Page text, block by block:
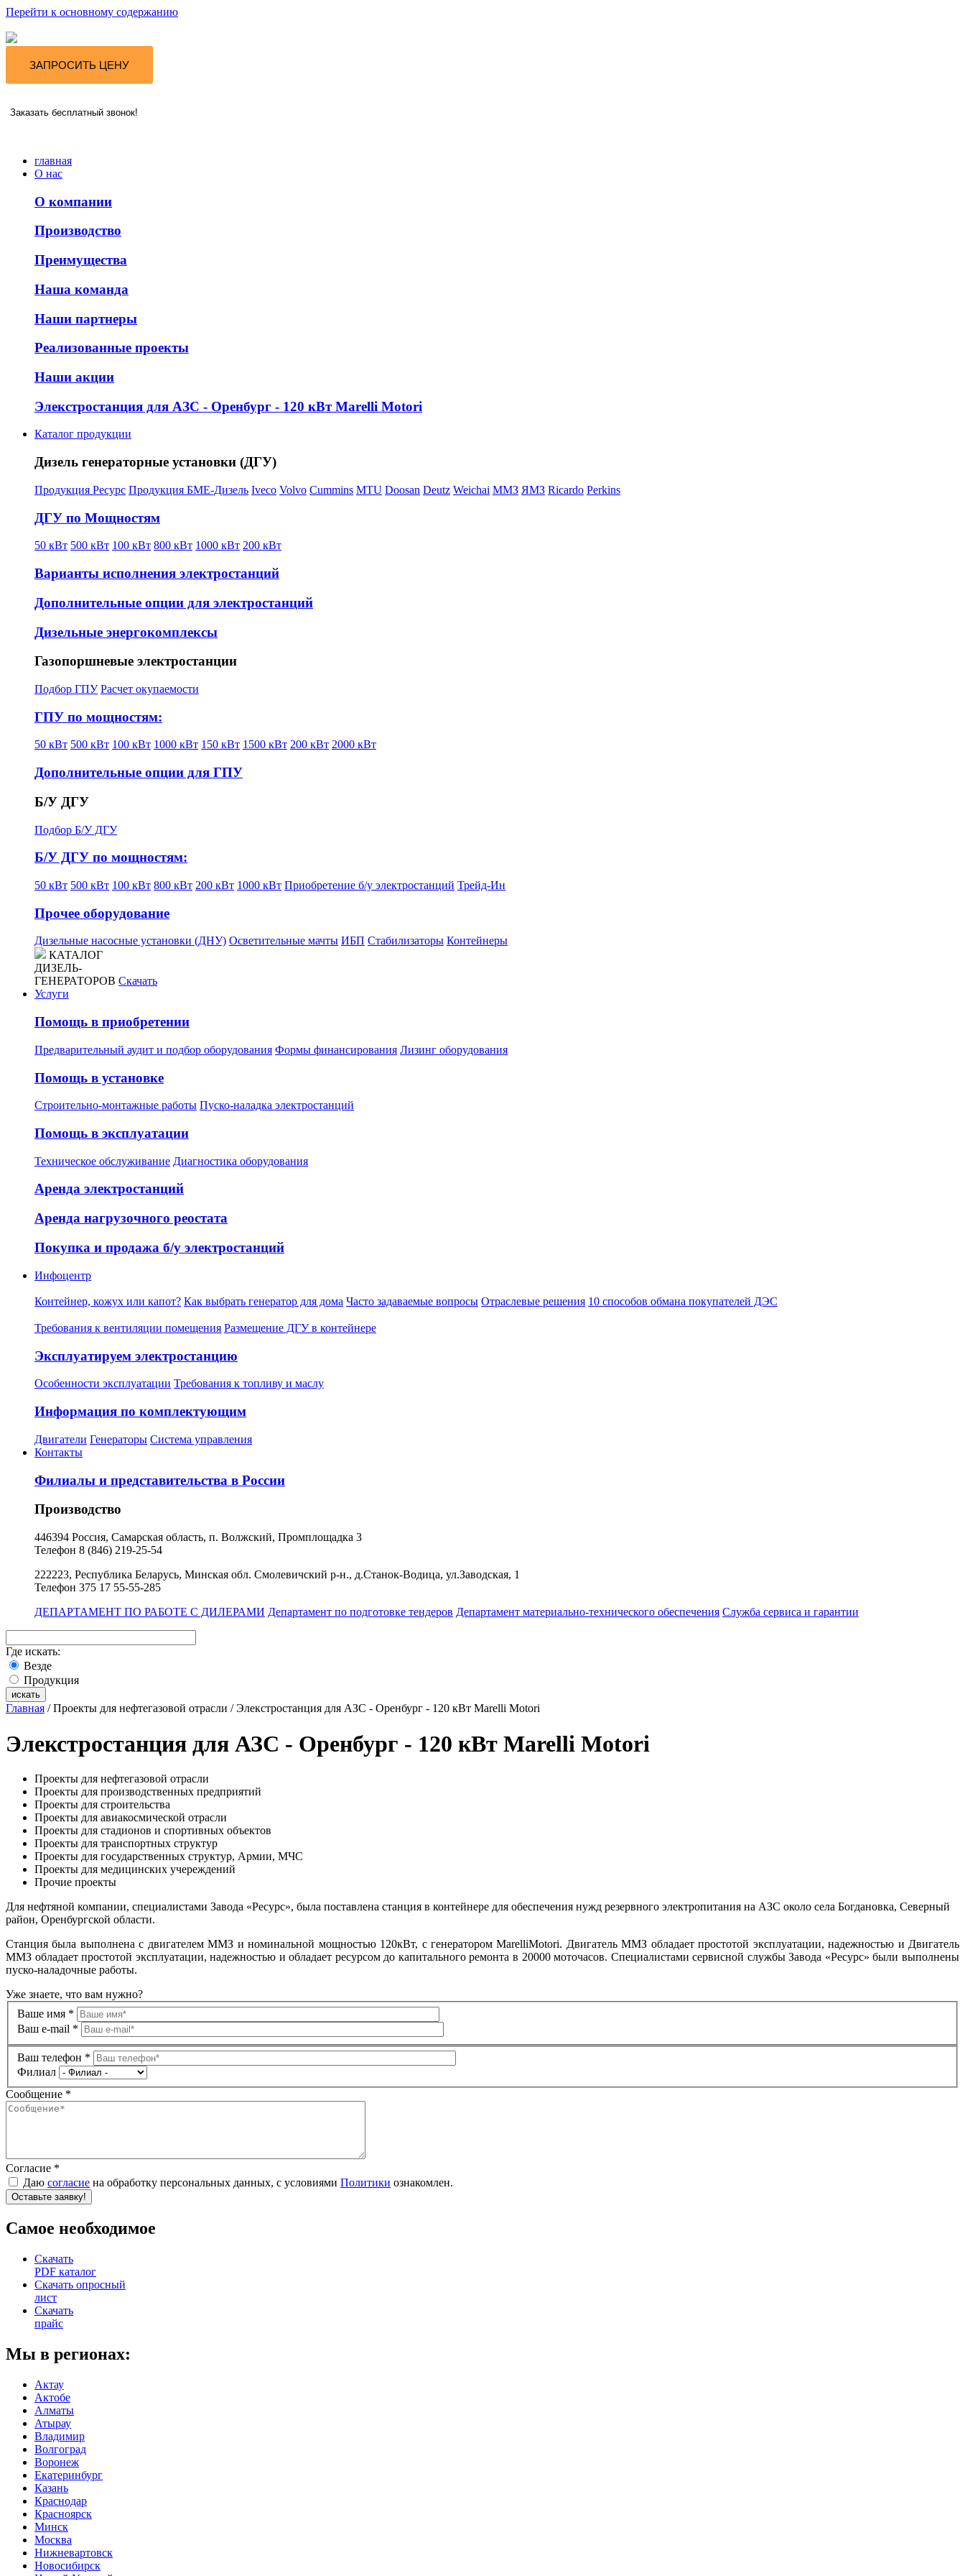
Перейти к основному содержанию
ЗАПРОСИТЬ ЦЕНУ
Заказать бесплатный звонок!
главная
О нас
О компании
Производство
Преимущества
Наша команда
Наши партнеры
Реализованные проекты
Наши акции
Элекстростанция для АЗС - Оренбург - 120 кВт Marelli Motori
Каталог продукции
Дизель генераторные установки (ДГУ)
Продукция Ресурс Продукция БМЕ-Дизель Iveco Volvo Cummins MTU Doosan Deutz Weichai ММЗ ЯМЗ Ricardo Perkins
ДГУ по Мощностям
50 кВт 500 кВт 100 кВт 800 кВт 1000 кВт 200 кВт
Варианты исполнения электростанций
Дополнительные опции для электростанций
Дизельные энергокомплексы
Газопоршневые электростанции
Подбор ГПУ Расчет окупаемости
ГПУ по мощностям:
50 кВт 500 кВт 100 кВт 1000 кВт 150 кВт 1500 кВт 200 кВт 2000 кВт
Дополнительные опции для ГПУ
Б/У ДГУ
Подбор Б/У ДГУ
Б/У ДГУ по мощностям:
50 кВт 500 кВт 100 кВт 800 кВт 200 кВт 1000 кВт Приобретение б/у электростанций Трейд-Ин
Прочее оборудование
Дизельные насосные установки (ДНУ) Осветительные мачты ИБП Стабилизаторы Контейнеры
КАТАЛОГ
ДИЗЕЛЬ-
ГЕНЕРАТОРОВ Скачать
Услуги
Помощь в приобретении
Предварительный аудит и подбор оборудования Формы финансирования Лизинг оборудования
Помощь в установке
Строительно-монтажные работы Пуско-наладка электростанций
Помощь в эксплуатации
Техническое обслуживание Диагностика оборудования
Аренда электростанций
Аренда нагрузочного реостата
Покупка и продажа б/у электростанций
Инфоцентр
Контейнер, кожух или капот? Как выбрать генератор для дома Часто задаваемые вопросы Отраслевые решения 10 способов обмана покупателей ДЭС
Требования к вентиляции помещения Размещение ДГУ в контейнере
Эксплуатируем электростанцию
Особенности эксплуатации Требования к топливу и маслу
Информация по комплектующим
Двигатели Генераторы Система управления
Контакты
Филиалы и представительства в России
Производство
446394 Россия, Самарская область, п. Волжский, Промплощадка 3
Телефон 8 (846) 219-25-54
222223, Республика Беларусь, Минская обл. Смолевичский р-н., д.Станок-Водица, ул.Заводская, 1
Телефон 375 17 55-55-285
ДЕПАРТАМЕНТ ПО РАБОТЕ С ДИЛЕРАМИ Департамент по подготовке тендеров Департамент материально-технического обеспечения Служба сервиса и гарантии
Где искать:
Везде
Продукция
Главная /Проекты для нефтегазовой отрасли / Элекстростанция для АЗС - Оренбург - 120 кВт Marelli Motori
Элекстростанция для АЗС - Оренбург - 120 кВт Marelli Motori
Проекты для нефтегазовой отрасли
Проекты для производственных предприятий
Проекты для строительства
Проекты для авиакосмической отрасли
Проекты для стадионов и спортивных объектов
Проекты для транспортных структур
Проекты для государственных структур, Армии, МЧС
Проекты для медицинских учереждений
Прочие проекты
Для нефтяной компании, специалистами Завода «Ресурс», была поставлена станция в контейнере для обеспечения нужд резервного электропитания на АЗС около села Богдановка, Северный
район, Оренбургской области.
Станция была выполнена с двигателем ММЗ и номинальной мощностью 120кВт, с генераторомMarelliMotori. Двигатель ММЗ обладает простотой эксплуатации, надежностью и Двигатель
ММЗ обладает простотой эксплуатации, надежностью и обладает ресурсом до капитального ремонта в 20000 моточасов. Специалистами сервисной службы Завода «Ресурс» были выполнены
пуско-наладочные работы.
Уже знаете, что вам нужно?
Ваше имя *
Ваш e-mail *
Ваш телефон *
Филиал
Сообщение *
Согласие *
Даю согласие на обработку персональных данных, c условиями Политики ознакомлен.
re
Самое необходимое
Скачать
PDF каталог
Скачать опросный
лист
Скачать
прайс
Мы в регионах:
Актау
Актобе
Алматы
Атырау
Владимир
Волгоград
Воронеж
Екатеринбург
Казань
Краснодар
Красноярск
Минск
Москва
Нижневартовск
Новосибирск